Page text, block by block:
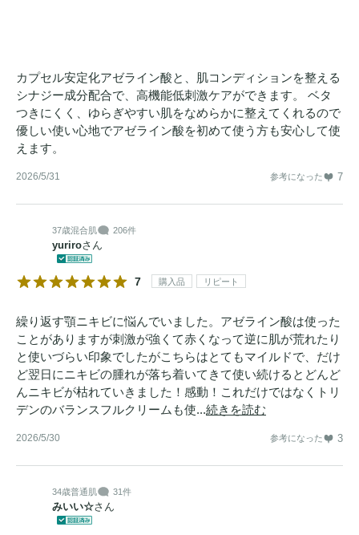
カプセル安定化アゼライン酸と、肌コンディションを整える
シナジー成分配合で、高機能低刺激ケアができます。 ベタ
つきにくく、ゆらぎやすい肌をなめらかに整えてくれるので
優しい使い心地でアゼライン酸を初めて使う方も安心して使
えます。
2026/5/31 参考になった 7
37歳混合肌 206件
yuriroさん
7 購入品 リピート
繰り返す顎ニキビに悩んでいました。アゼライン酸は使った
ことがありますが刺激が強くて赤くなって逆に肌が荒れたり
と使いづらい印象でしたがこちらはとてもマイルドで、だけ
ど翌日にニキビの腫れが落ち着いてきて使い続けるとどんど
んニキビが枯れていきました！感動！これだけではなくトリ
デンのバランスフルクリームも使...続きを読む
2026/5/30 参考になった 3
34歳普通肌 31件
みいい☆さん